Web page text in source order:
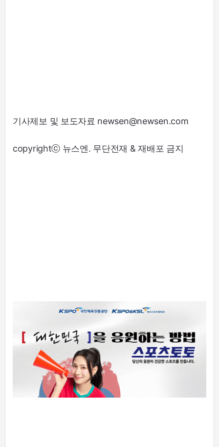
기사제보 및 보도자료 newsen@newsen.com
copyrightⓒ 뉴스엔. 무단전재 & 재배포 금지